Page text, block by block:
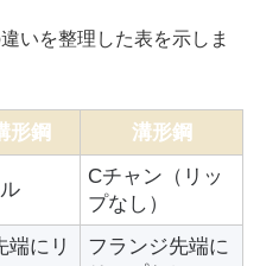
いを整理した表を示しま
形鋼 溝形鋼
Cチャン（リッ
プなし）
端にリ
フランジ先端に